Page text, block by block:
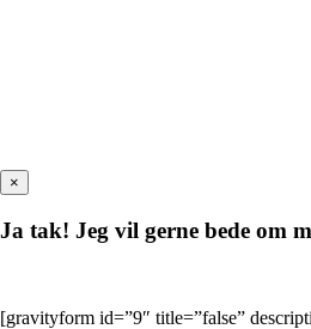
×
Ja tak! Jeg vil gerne bede om
[gravityform id=”9″ title=”false”